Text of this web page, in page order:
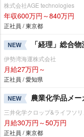
株式会社AGE technologies
年収600万円～840万円
正社員 / 東京都
NEW 「経理」総合
伊勢湾海運株式会社
月給27万円～
正社員 / 愛知県
NEW 農業化学品メ
三井化学クロップ&ライフソ
月給30万円～50万円
正社員 / 東京都